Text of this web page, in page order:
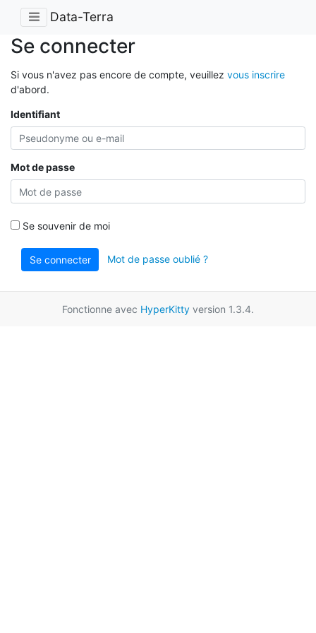
Data-Terra
Se connecter
Si vous n'avez pas encore de compte, veuillez vous inscrire
d'abord.
Identifiant
Mot de passe
Se souvenir de moi
Se connecter Mot de passe oublié ?
Fonctionne avec HyperKitty version 1.3.4.